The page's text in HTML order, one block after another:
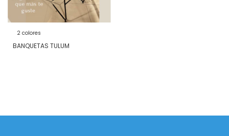
2 colores
BANQUETAS TULUM